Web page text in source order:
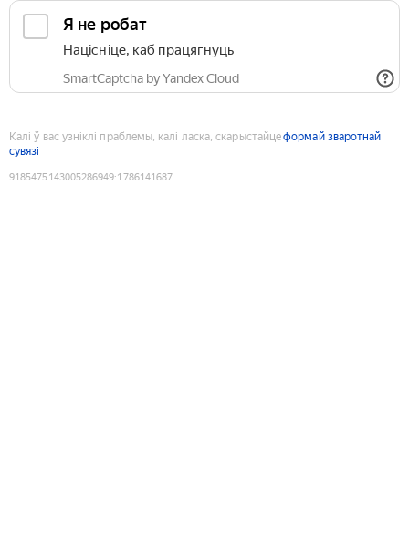
Я не робат
Націсніце, каб працягнуць
SmartCaptcha by Yandex Cloud
Калі ў вас узніклі праблемы, калі ласка, скарыстайцеформай зваротнай
сувязі
9185475143005286949:1786141687